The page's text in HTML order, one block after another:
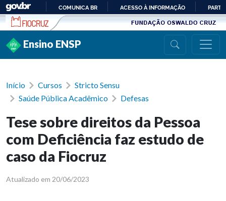
Ir para conteúdo
PARA
COMUNICA BR ACESSO À INFORMAÇÃO
Ensino ENSP
Início Cursos
Stricto Sensu
Saúde Pública Acadêmico
Defesas
Tese sobre direitos da Pessoa
com Deficiência faz estudo de
caso da Fiocruz
Atualizado em 20/06/2023